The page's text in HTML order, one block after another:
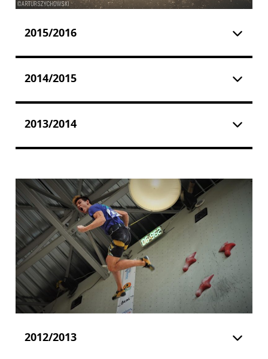
2015/2016
2014/2015
2013/2014
2012/2013